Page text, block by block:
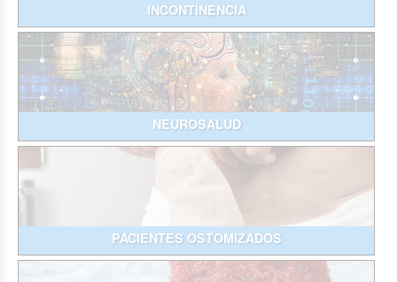
INCONTINENCIA
NEUROSALUD
PACIENTES OSTOMIZADOS